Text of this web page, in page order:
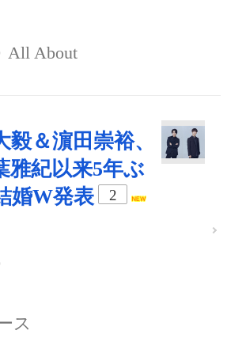
All About
毅＆濵田崇裕、
雅紀以来5年ぶ
婚W発表
2
ス